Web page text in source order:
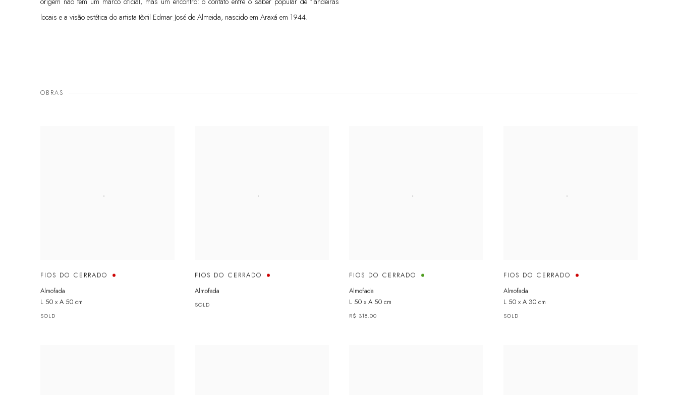
locais e a visão estética do artista têxtil Edmar José de Almeida, nascido em Araxá em 1944.
OBRAS
FIOS DO CERRADO
Almofada
L 50 x A 50 cm
SOLD
FIOS DO CERRADO
Almofada
SOLD
FIOS DO CERRADO
Almofada
L 50 x A 50 cm
R$ 318.00
FIOS DO CERRADO
Almofada
L 50 x A 30 cm
SOLD